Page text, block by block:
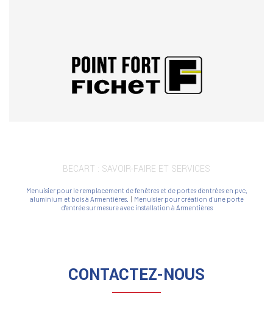
BECART : SAVOIR-FAIRE ET SERVICES
Menuisier pour le remplacement de fenêtres et de portes d'entrées en pvc,
aluminium et bois à Armentières. | Menuisier pour création d'une porte
d'entrée sur mesure avec installation à Armentières
CONTACTEZ-NOUS